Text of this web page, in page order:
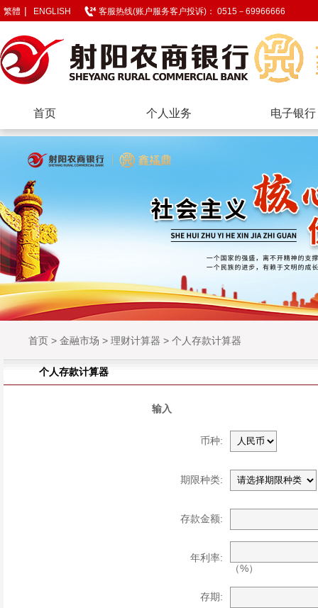
繁體 | ENGLISH 客服热线(账户服务客户投诉)： 0515－69966666
首页 个人业务 电子银行
首页 > 金融市场 > 理财计算器 > 个人存款计算器
个人存款计算器
输入
币种:
期限种类:
存款金额:
年利率:
（%）
存期: